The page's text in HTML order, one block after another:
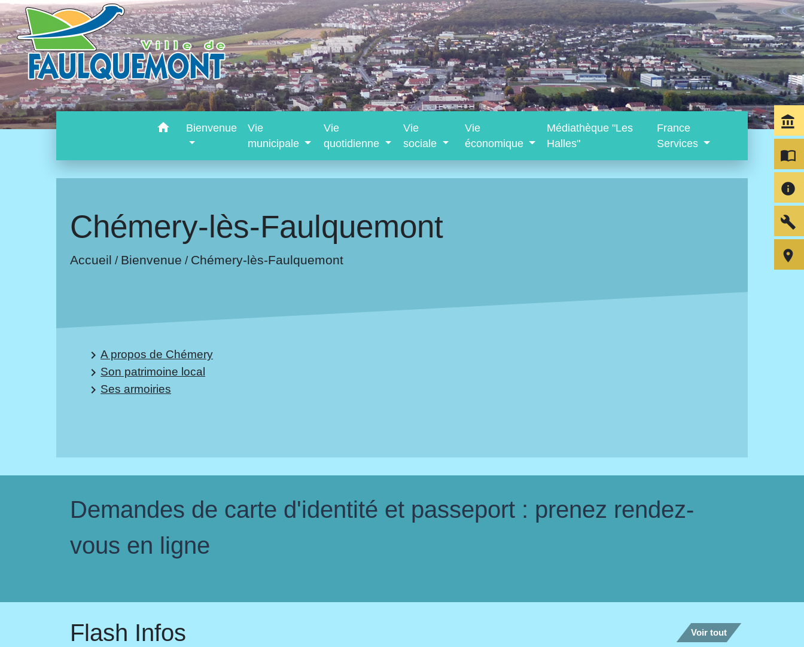
home Bienvenue
Vie
municipale
Vie
quotidienne
Vie
sociale
Vie
économique
Médiathèque "Les
Halles"
France
Services
Chémery-lès-Faulquemont
Accueil / Bienvenue / Chémery-lès-Faulquemont
keyboard_arrow_rightA propos de Chémery
keyboard_arrow_rightSon patrimoine local
keyboard_arrow_rightSes armoiries
Demandes de carte d'identité et passeport : prenez rendez-
vous en ligne
Flash Infos Voir tout
account_balance
import_contacts
info
build
room